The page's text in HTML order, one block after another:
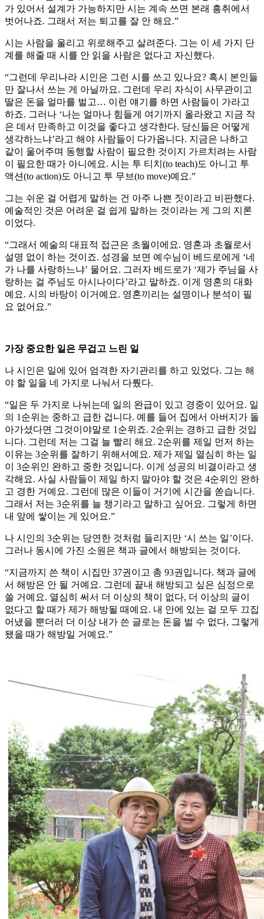
가 있어서 설계가 가능하지만 시는 계속 쓰면 본래 흥취에서
벗어나죠. 그래서 저는 퇴고를 잘 안 해요.”
시는 사람을 울리고 위로해주고 살려준다. 그는 이 세 가지 단
계를 해줄 때 시를 안 읽을 사람은 없다고 자신했다.
“그런데 우리나라 시인은 그런 시를 쓰고 있나요? 혹시 본인들
만 잘나서 쓰는 게 아닐까요. 그런데 우리 자식이 사무관이고
딸은 돈을 얼마를 벌고… 이런 얘기를 하면 사람들이 가라고
하죠. 그러나 ‘나는 얼마나 힘들게 여기까지 올라왔고 지금 작
은 데서 만족하고 이것을 좋다고 생각한다. 당신들은 어떻게
생각하느냐’라고 해야 사람들이 다가옵니다. 지금은 나하고
같이 울어주며 동행할 사람이 필요한 것이지 가르치려는 사람
이 필요한 때가 아니에요. 시는 투 티치(to teach)도 아니고 투
액션(to action)도 아니고 투 무브(to move)예요.”
그는 쉬운 걸 어렵게 말하는 건 아주 나쁜 짓이라고 비판했다.
예술적인 것은 어려운 걸 쉽게 말하는 것이라는 게 그의 지론
이었다.
“그래서 예술의 대표적 접근은 초월이에요. 영혼과 초월로서
설명 없이 하는 것이죠. 성경을 보면 예수님이 베드로에게 ‘네
가 나를 사랑하느냐’ 물어요. 그러자 베드로가 ‘제가 주님을 사
랑하는 걸 주님도 아시나이다’라고 말하죠. 이게 영혼의 대화
예요. 시의 바탕이 이거예요. 영혼끼리는 설명이나 분석이 필
요 없어요.”
가장 중요한 일은 무겁고 느린 일
나 시인은 일에 있어 엄격한 자기관리를 하고 있었다. 그는 해
야 할 일을 네 가지로 나눠서 다뤘다.
“일은 두 가지로 나뉘는데 일의 완급이 있고 경중이 있어요. 일
의 1순위는 중하고 급한 겁니다. 예를 들어 집에서 아버지가 돌
아가셨다면 그것이야말로 1순위죠. 2순위는 경하고 급한 것입
니다. 그런데 저는 그걸 늘 빨리 해요. 2순위를 제일 먼저 하는
이유는 3순위를 잘하기 위해서예요. 제가 제일 열심히 하는 일
이 3순위인 완하고 중한 것입니다. 이게 성공의 비결이라고 생
각해요. 사실 사람들이 제일 하지 말아야 할 것은 4순위인 완하
고 경한 거예요. 그런데 많은 이들이 거기에 시간을 쏟습니다.
그래서 저는 3순위를 늘 챙기라고 말하고 싶어요. 그렇게 하면
내 앞에 쌓이는 게 있어요.”
나 시인의 3순위는 당연한 것처럼 들리지만 ‘시 쓰는 일’이다.
그러나 동시에 가진 소원은 책과 글에서 해방되는 것이다.
“지금까지 쓴 책이 시집만 37권이고 총 93권입니다. 책과 글에
서 해방은 안 될 거예요. 그런데 끝내 해방되고 싶은 심정으로
쓸 거예요. 열심히 써서 더 이상의 책이 없다, 더 이상의 글이
없다고 할 때가 제가 해방될 때예요. 내 안에 있는 걸 모두 끄집
어냈을 뿐더러 더 이상 내가 쓴 글로는 돈을 벌 수 없다, 그렇게
됐을 때가 해방일 거예요.”